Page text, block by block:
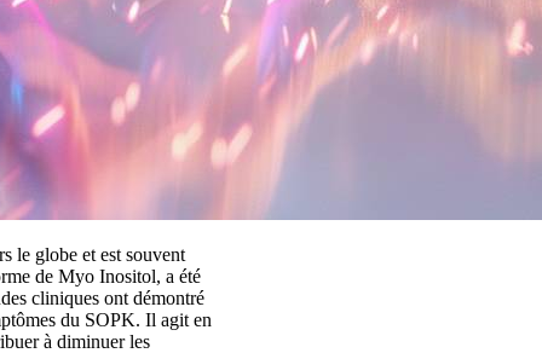
le globe et est souvent
de Myo Inositol, a été
cliniques ont démontré
du SOPK. Il agit en
à diminuer les